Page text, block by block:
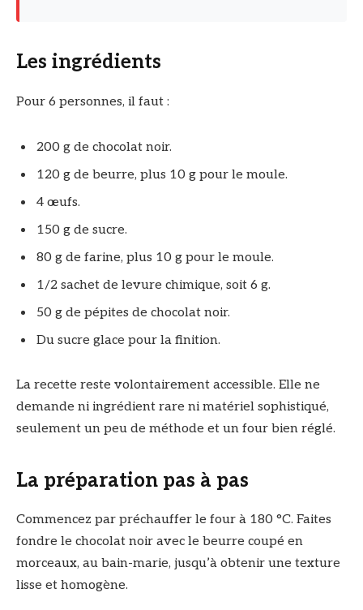
Les ingrédients
Pour 6 personnes, il faut :
200 g de chocolat noir.
120 g de beurre, plus 10 g pour le moule.
4 œufs.
150 g de sucre.
80 g de farine, plus 10 g pour le moule.
1/2 sachet de levure chimique, soit 6 g.
50 g de pépites de chocolat noir.
Du sucre glace pour la finition.
La recette reste volontairement accessible. Elle ne
demande ni ingrédient rare ni matériel sophistiqué,
seulement un peu de méthode et un four bien réglé.
La préparation pas à pas
Commencez par préchauffer le four à 180 °C. Faites
fondre le chocolat noir avec le beurre coupé en
morceaux, au bain-marie, jusqu’à obtenir une texture
lisse et homogène.